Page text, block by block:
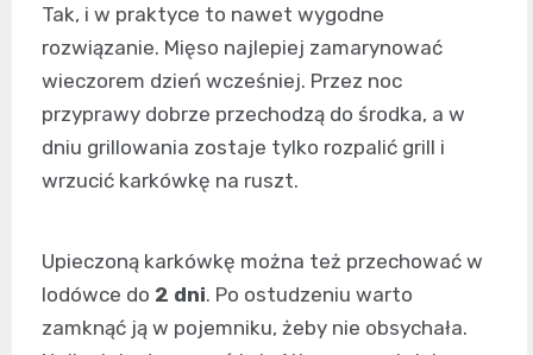
Tak, i w praktyce to nawet wygodne
rozwiązanie. Mięso najlepiej zamarynować
wieczorem dzień wcześniej. Przez noc
przyprawy dobrze przechodzą do środka, a w
dniu grillowania zostaje tylko rozpalić grill i
wrzucić karkówkę na ruszt.
Upieczoną karkówkę można też przechować w
lodówce do 2 dni. Po ostudzeniu warto
zamknąć ją w pojemniku, żeby nie obsychała.